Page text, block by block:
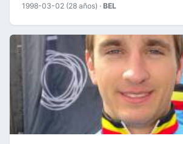
1998-03-02 (28 años) · BEL